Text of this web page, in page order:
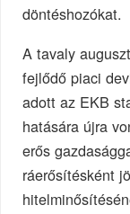
döntéshozókat.
A tavaly
fejlődő piaci
adott az EKB
hatására újra
erős
ráerősítésként